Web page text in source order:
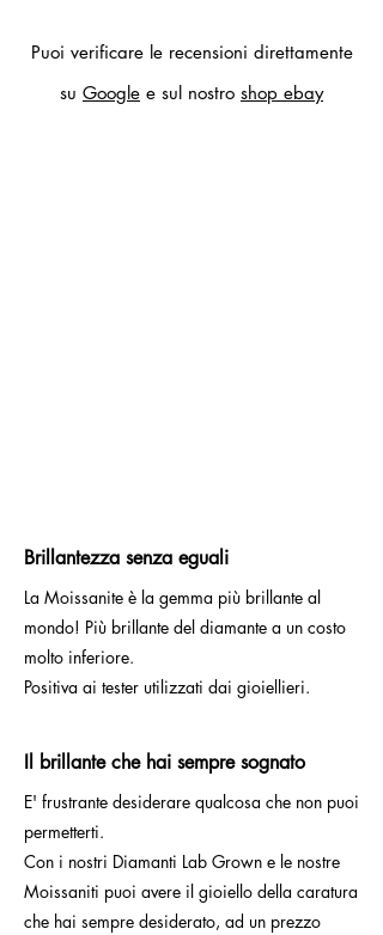
Puoi verificare le recensioni direttamente
su Google e sul nostro shop ebay
Brillantezza senza eguali
La Moissanite è la gemma più brillante al
mondo! Più brillante del diamante a un costo
molto inferiore.
Positiva ai tester utilizzati dai gioiellieri.
Il brillante che hai sempre sognato
E' frustrante desiderare qualcosa che non puoi
permetterti.
Con i nostri Diamanti Lab Grown e le nostre
Moissaniti puoi avere il gioiello della caratura
che hai sempre desiderato, ad un prezzo